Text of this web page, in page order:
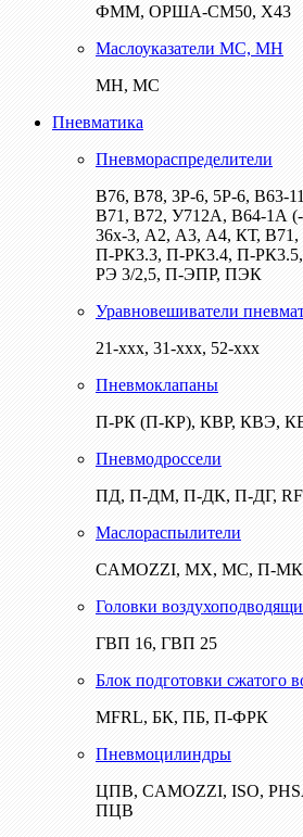
ФММ, ОРША-СМ50, Х43
Маслоуказатели МС, МН
МН, МС
Пневматика
Пневмораспределители
В76, В78, 3Р-6, 5Р-6, В63-
В71, В72, У712А, В64-1А
36х-3, А2, А3, А4, КТ,
П-РК3.3, П-РК3.4, П-
РЭ 3/2,5, П-ЭПР, ПЭК
Уравновешиватели
21-ххх, 31-ххх, 52-ххх
Пневмоклапаны
П-РК (П-КР), КВР, КВЭ,
Пневмодроссели
ПД, П-ДМ, П-ДК, П-ДГ,
Маслораспылители
CAMOZZI, МХ, МС, П-
Головки
ГВП 16, ГВП 25
Блок подготовки сжатого
MFRL, БК, ПБ, П-ФРК
Пневмоцилиндры
ЦПВ, CAMOZZI, ISO,
ПЦВ